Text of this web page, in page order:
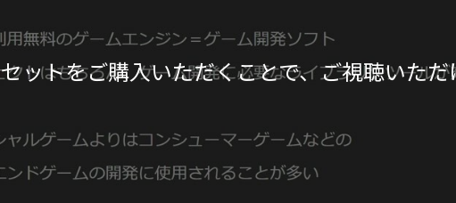
セットをご購入いただくことで、ご視聴いた